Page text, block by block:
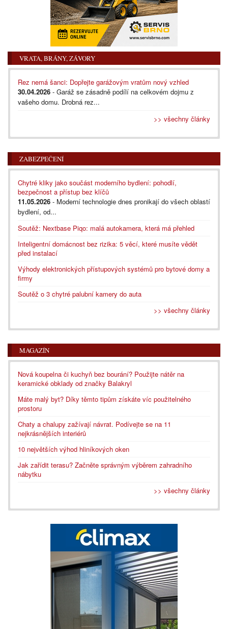
VRATA, BRÁNY, ZÁVORY
Rez nemá šanci: Dopřejte garážovým vratům nový vzhled
30.04.2026 - Garáž se zásadně podílí na celkovém dojmu z
vašeho domu. Drobná rez...
>> všechny články
ZABEZPEČENÍ
Chytré kliky jako součást moderního bydlení: pohodlí,
bezpečnost a přístup bez klíčů
11.05.2026 - Moderní technologie dnes pronikají do všech oblastí
bydlení, od...
Soutěž: Nextbase Piqo: malá autokamera, která má přehled
Inteligentní domácnost bez rizika: 5 věcí, které musíte vědět
před instalací
Výhody elektronických přístupových systémů pro bytové domy a
firmy
Soutěž o 3 chytré palubní kamery do auta
>> všechny články
MAGAZÍN
Nová koupelna či kuchyň bez bourání? Použijte nátěr na
keramické obklady od značky Balakryl
Máte malý byt? Díky těmto tipům získáte víc použitelného
prostoru
Chaty a chalupy zažívají návrat. Podívejte se na 11
nejkrásnějších interiérů
10 největších výhod hliníkových oken
Jak zařídit terasu? Začněte správným výběrem zahradního
nábytku
>> všechny články